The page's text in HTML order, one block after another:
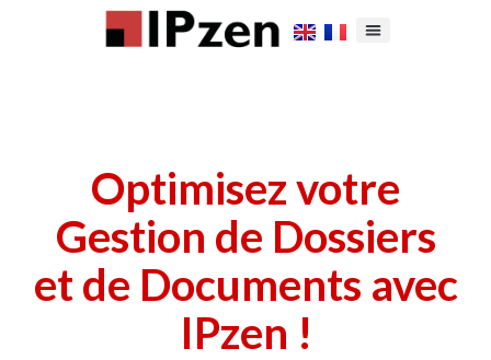
Optimisez votre
Gestion de Dossiers
et de Documents avec
IPzen !